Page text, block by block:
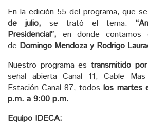
En la edición 55 del programa, que
de julio, se trató el tema:
Presidencial”, en donde contamos
de Domingo Mendoza y Rodrigo
Nuestro programa es transmitido
señal abierta Canal 11, Cable
Estación Canal 87, todoslos martes
p.m. a 9:00 p.m.
Equipo IDECA: